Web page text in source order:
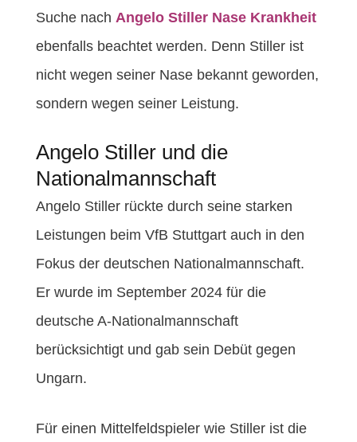
Suche nach Angelo Stiller Nase Krankheit
ebenfalls beachtet werden. Denn Stiller ist
nicht wegen seiner Nase bekannt geworden,
sondern wegen seiner Leistung.
Angelo Stiller und die
Nationalmannschaft
Angelo Stiller rückte durch seine starken
Leistungen beim VfB Stuttgart auch in den
Fokus der deutschen Nationalmannschaft.
Er wurde im September 2024 für die
deutsche A-Nationalmannschaft
berücksichtigt und gab sein Debüt gegen
Ungarn.
Für einen Mittelfeldspieler wie Stiller ist die